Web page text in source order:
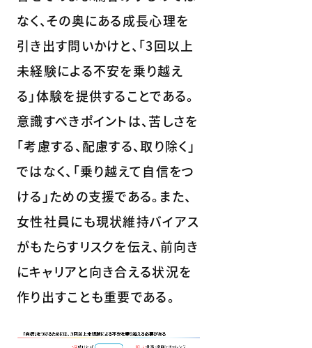
なく、その奥にある成長心理を
引き出す問いかけと、「3回以上
未経験による不安を乗り越え
る」体験を提供することである。
意識すべきポイントは、苦しさを
「考慮する、配慮する、取り除く」
ではなく、「乗り越えて自信をつ
ける」ための支援である。また、
女性社員にも現状維持バイアス
がもたらすリスクを伝え、前向き
にキャリアと向き合える状況を
作り出すことも重要である。